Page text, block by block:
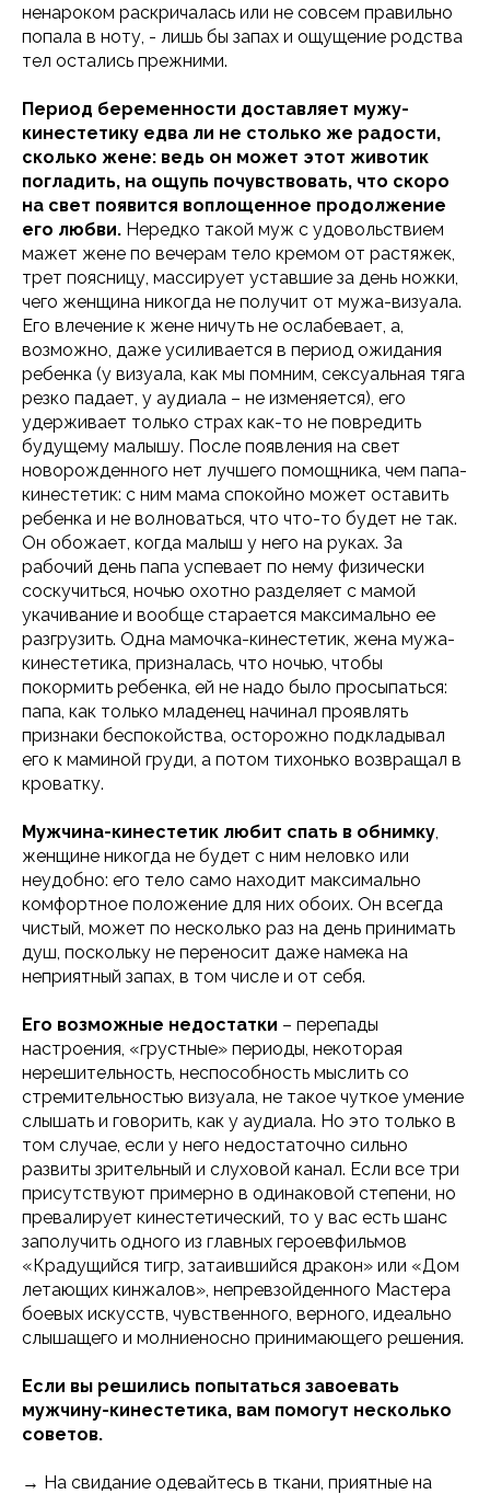
ненароком раскричалась или не совсем правильно
попала в ноту, - лишь бы запах и ощущение родства
тел остались прежними.
Период беременности доставляет мужу-
кинестетику едва ли не столько же радости,
сколько жене: ведь он может этот животик
погладить, на ощупь почувствовать, что скоро
на свет появится воплощенное продолжение
его любви. Нередко такой муж с удовольствием
мажет жене по вечерам тело кремом от растяжек,
трет поясницу, массирует уставшие за день ножки,
чего женщина никогда не получит от мужа-визуала.
Его влечение к жене ничуть не ослабевает, а,
возможно, даже усиливается в период ожидания
ребенка (у визуала, как мы помним, сексуальная тяга
резко падает, у аудиала – не изменяется), его
удерживает только страх как-то не повредить
будущему малышу. После появления на свет
новорожденного нет лучшего помощника, чем папа-
кинестетик: с ним мама спокойно может оставить
ребенка и не волноваться, что что-то будет не так.
Он обожает, когда малыш у него на руках. За
рабочий день папа успевает по нему физически
соскучиться, ночью охотно разделяет с мамой
укачивание и вообще старается максимально ее
разгрузить. Одна мамочка-кинестетик, жена мужа-
кинестетика, призналась, что ночью, чтобы
покормить ребенка, ей не надо было просыпаться:
папа, как только младенец начинал проявлять
признаки беспокойства, осторожно подкладывал
его к маминой груди, а потом тихонько возвращал в
кроватку.
Мужчина-кинестетик любит спать в обнимку,
женщине никогда не будет с ним неловко или
неудобно: его тело само находит максимально
комфортное положение для них обоих. Он всегда
чистый, может по несколько раз на день принимать
душ, поскольку не переносит даже намека на
неприятный запах, в том числе и от себя.
Его возможные недостатки – перепады
настроения, «грустные» периоды, некоторая
нерешительность, неспособность мыслить со
стремительностью визуала, не такое чуткое умение
слышать и говорить, как у аудиала. Но это только в
том случае, если у него недостаточно сильно
развиты зрительный и слуховой канал. Если все три
присутствуют примерно в одинаковой степени, но
превалирует кинестетический, то у вас есть шанс
заполучить одного из главных героевфильмов
«Крадущийся тигр, затаившийся дракон» или «Дом
летающих кинжалов», непревзойденного Мастера
боевых искусств, чувственного, верного, идеально
слышащего и молниеносно принимающего решения.
Если вы решились попытаться завоевать
мужчину-кинестетика, вам помогут несколько
советов.
→ На свидание одевайтесь в ткани, приятные на